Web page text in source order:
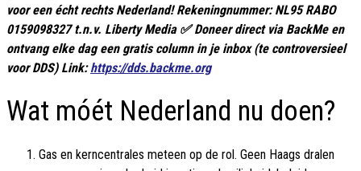
voor een écht rechts Nederland! Rekeningnummer: NL95 RABO
0159098327 t.n.v. Liberty Media ✅ Doneer direct via BackMe en
ontvang elke dag een gratis column in je inbox (te controversieel
voor DDS) Link:https://dds.backme.org
Wat móét Nederland nu doen?
Gas en kerncentrales meteen op de rol. Geen Haags dralen